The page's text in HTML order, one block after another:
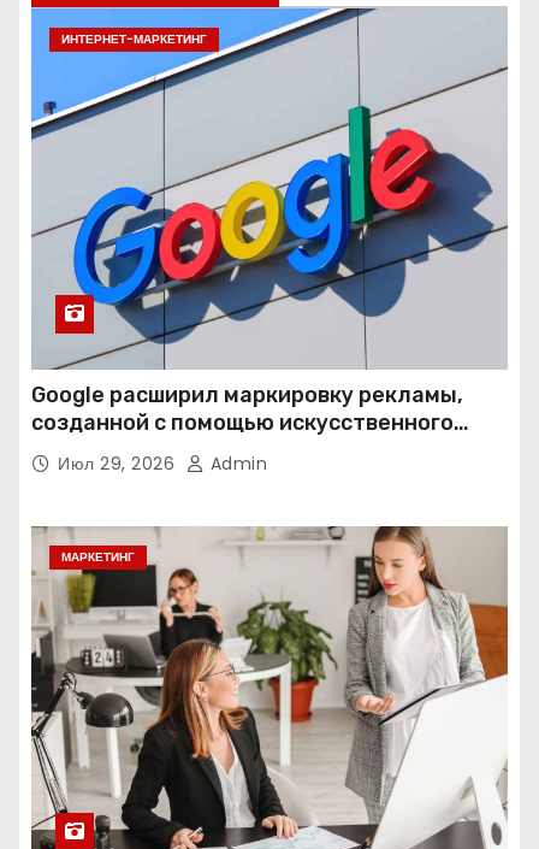
ИНТЕРНЕТ-МАРКЕТИНГ
Google расширил маркировку рекламы,
созданной с помощью искусственного
интеллекта
Июл 29, 2026 Admin
МАРКЕТИНГ